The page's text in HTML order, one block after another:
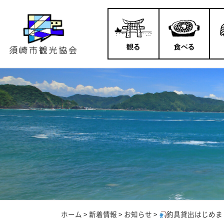
ホーム > 新着情報 > お知らせ > 釣具貸出はじめま